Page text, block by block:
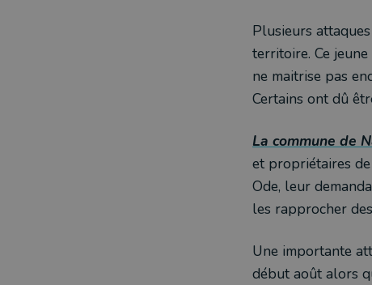
Plusieurs
territoire. Ce
ne maitrise pas
Certains ont dû
La commune de
et propriétaires
Ode, leur
les rapprocher
Une importante
début août alors